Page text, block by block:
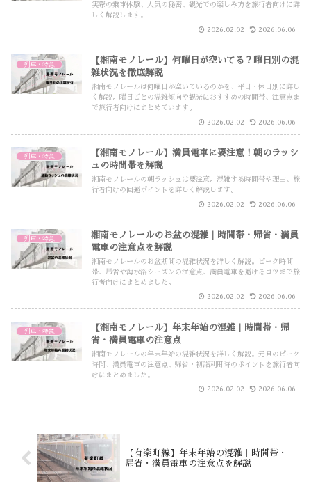
実際の乗車体験、人気の秘密、観光での楽しみ方を旅行者向けに詳
しく解説します。
2026.02.02 2026.06.06
列車・特急
【湘南モノレール】何曜日が空いてる？曜日別の混
雑状況を徹底解説
湘南モノレールは何曜日が空いているのかを、平日・休日別に詳し
く解説。曜日ごとの混雑傾向や観光におすすめの時間帯、注意点ま
で旅行者向けにまとめています。
2026.02.02 2026.06.06
列車・特急
【湘南モノレール】満員電車に要注意！朝のラッシ
ュの時間帯を解説
湘南モノレールの朝ラッシュは要注意。混雑する時間帯や理由、旅
行者向けの回避ポイントを詳しく解説します。
2026.02.02 2026.06.06
列車・特急
湘南モノレールのお盆の混雑｜時間帯・帰省・満員
電車の注意点を解説
湘南モノレールのお盆期間の混雑状況を詳しく解説。ピーク時間
帯、帰省や海水浴シーズンの注意点、満員電車を避けるコツまで旅
行者向けにまとめました。
2026.02.02 2026.06.06
列車・特急
【湘南モノレール】年末年始の混雑｜時間帯・帰
省・満員電車の注意点
湘南モノレールの年末年始の混雑状況を詳しく解説。元旦のピーク
時間、満員電車の注意点、帰省・初詣利用時のポイントを旅行者向
けにまとめました。
2026.02.02 2026.06.06
【有楽町線】年末年始の混雑｜時間帯・
帰省・満員電車の注意点を解説